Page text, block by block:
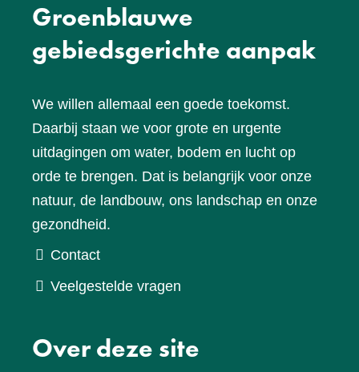
Groenblauwe
gebiedsgerichte aanpak
We willen allemaal een goede toekomst.
Daarbij staan we voor grote en urgente
uitdagingen om water, bodem en lucht op
orde te brengen. Dat is belangrijk voor onze
natuur, de landbouw, ons landschap en onze
gezondheid.
Contact
Veelgestelde vragen
Over deze site